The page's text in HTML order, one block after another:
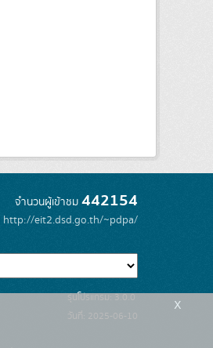
จำนวนผู้เข้าชม 442154
http://eit2.dsd.go.th/~pdpa/
รุ่นโปรแกรม: 3.0.0
วันที่: 2025-06-10
x